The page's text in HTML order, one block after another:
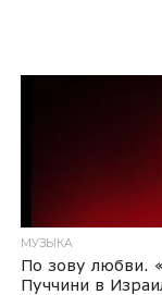
МУЗЫКА
По зову любви.
Пуччини в